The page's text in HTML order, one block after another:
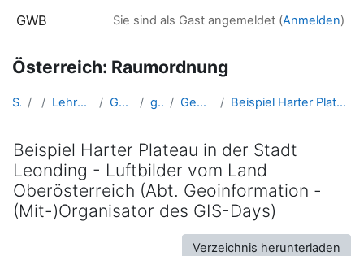
GWB Sie sind als Gast angemeldet (Anmelden)
Österreich: Raumordnung
Startseite Kurse Lehramtsausbildung GW im Cluster Österreich Mitte Gebundenes Wahlfach: Österreich gw_OE_raumordnung_1 Geo-Web-Ressourcen - digitale Geomedien Beispiel Harter Plateau in der Stadt Leonding - Luftbilder vom Land Oberösterreich (Abt. Geoinformation - (Mit-)Organisator des GIS-Days)
Beispiel Harter Plateau in der Stadt
Leonding - Luftbilder vom Land
Oberösterreich (Abt. Geoinformation -
(Mit-)Organisator des GIS-Days)
Verzeichnis herunterladen